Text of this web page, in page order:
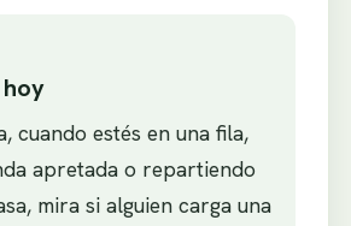
cuando estés en una fila,
apretada o repartiendo
mira si alguien carga una